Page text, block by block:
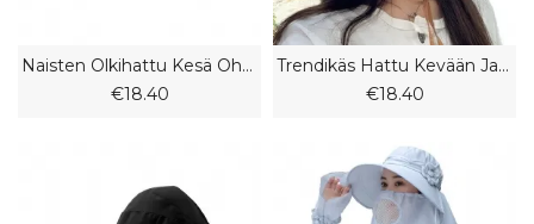
Naisten Olkihattu Kesä Ohut Hengittävä Pitsinen Rusetti Ontto
€18.40
Trendikäs Hattu Kevään Ja Kesän Naisten Kalastajahattu Muodikas Ohut
€18.40